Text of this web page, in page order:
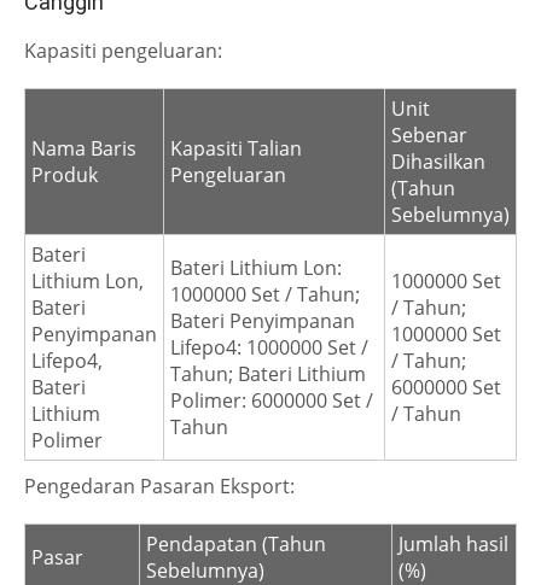
Kapasiti pengeluaran:
Nama Baris
Produk
Kapasiti Talian
Pengeluaran
Unit
Sebenar
Dihasilkan
(Tahun
Sebelumnya)
Bateri
Lithium Lon,
Bateri
Penyimpanan
Lifepo4,
Bateri
Lithium
Polimer
Bateri Lithium Lon:
1000000 Set / Tahun;
Bateri Penyimpanan
Lifepo4: 1000000 Set /
Tahun; Bateri Lithium
Polimer: 6000000 Set /
Tahun
1000000 Set
/ Tahun;
1000000 Set
/ Tahun;
6000000 Set
/ Tahun
Pengedaran Pasaran Eksport:
Pasar
Pendapatan (Tahun
Sebelumnya)
Jumlah hasil
(%)